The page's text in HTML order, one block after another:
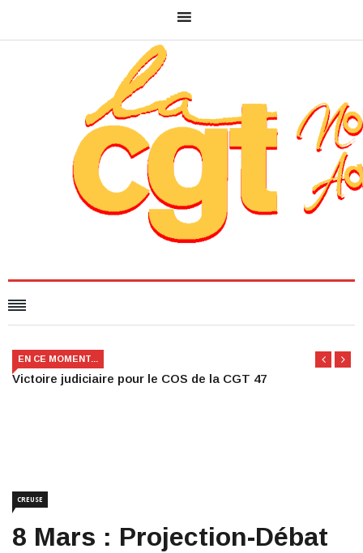
EN CE MOMENT...
Victoire judiciaire pour le COS de la CGT 47
CREUSE
8 Mars : Projection-Débat